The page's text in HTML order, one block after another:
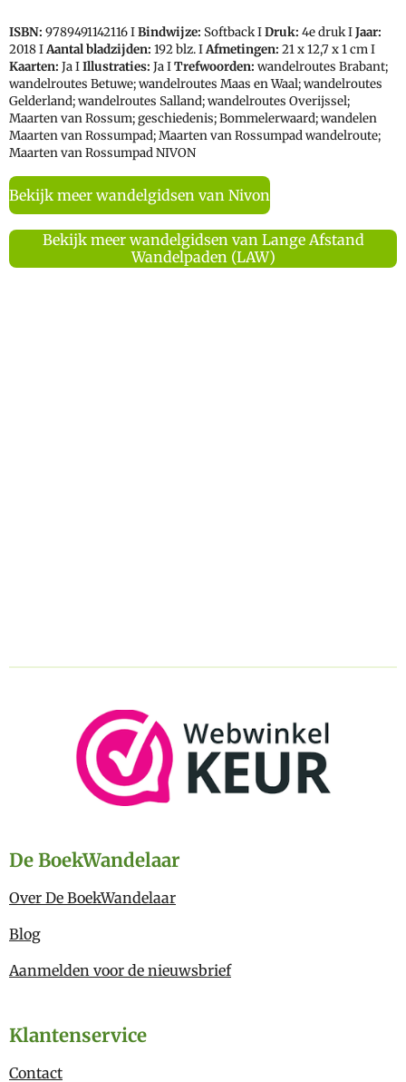
ISBN: 9789491142116IBindwijze: Softback IDruk: 4e druk IJaar:
2018 IAantal bladzijden: 192 blz. IAfmetingen: 21 x 12,7 x 1 cm I
Kaarten: Ja IIllustraties: Ja ITrefwoorden: wandelroutes Brabant;
wandelroutes Betuwe; wandelroutes Maas en Waal; wandelroutes
Gelderland; wandelroutes Salland; wandelroutes Overijssel;
Maarten van Rossum; geschiedenis; Bommelerwaard; wandelen
Maarten van Rossumpad; Maarten van Rossumpad wandelroute;
Maarten van Rossumpad NIVON
Bekijk meer wandelgidsen van Nivon
Bekijk meer wandelgidsen van Lange Afstand
Wandelpaden (LAW)
De BoekWandelaar
Over De BoekWandelaar
Blog
Aanmelden voor de nieuwsbrief
Klantenservice
Contact